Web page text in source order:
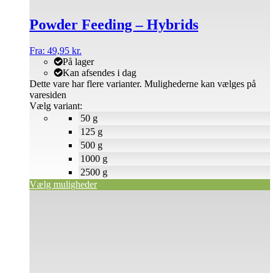
Powder Feeding – Hybrids
Fra: 49,95 kr.
På lager
Kan afsendes i dag
Vælg variant:
Vælg muligheder
Dette vare har flere varianter. Mulighederne kan vælges på
varesiden
50 g
125 g
500 g
1000 g
2500 g